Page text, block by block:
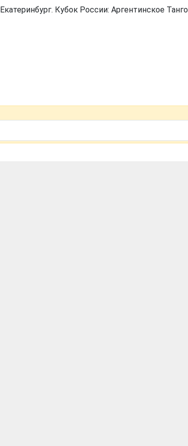
Екатеринбург. Кубок России: Аргентинское Танго